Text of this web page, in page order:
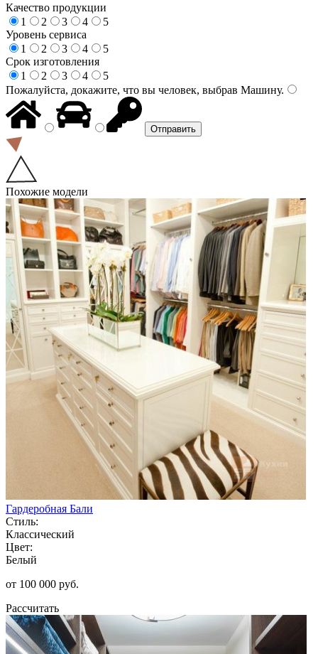
Качество продукции
1
2 3 4
5
Уровень сервиса
1
2 3 4
5
Срок изготовления
1
2 3 4
5
Пожалуйста, докажите, что вы человек, выбрав Машину.
Похожие модели
Гардеробная Бали
Стиль:
Классический
Цвет:
Белый
от 100 000 руб.
Рассчитать